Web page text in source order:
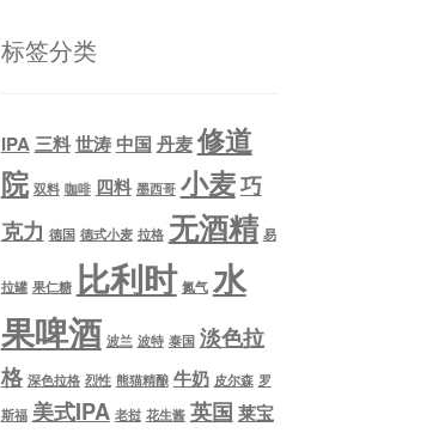
标签分类
IPA三料世涛中国 丹麦修道
院 双料 咖啡 四料 墨西哥 小麦巧
克力 德国 德式小麦 拉格 无酒精 易
拉罐 果仁糖 比利时 氮气 水
果啤酒 波兰 波特 泰国 淡色拉
格 深色拉格 烈性 熊猫精酿 牛奶 皮尔森 罗
斯福 美式IPA 老挝 花生酱 英国 莱宝